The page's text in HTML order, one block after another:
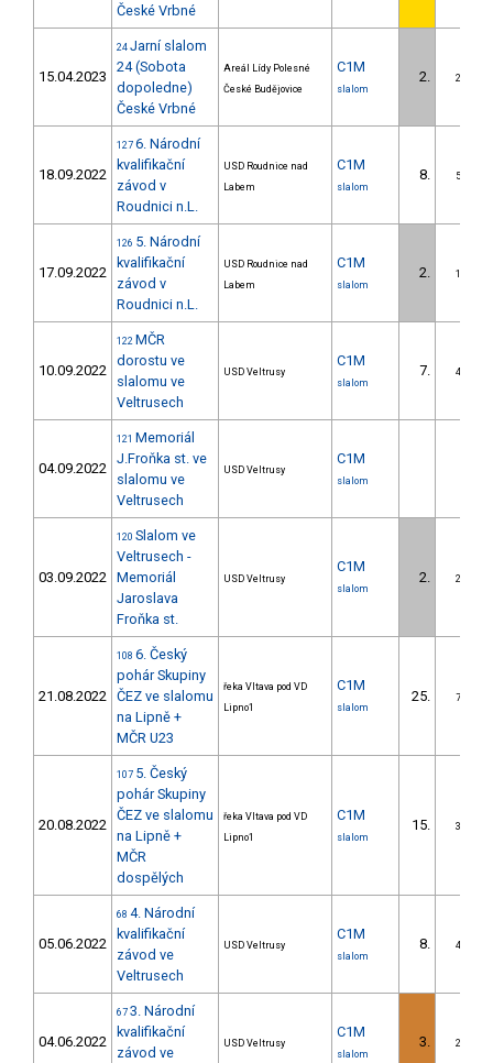
České Vrbné
15.04.2023
24 Jarní slalom
24 (Sobota
dopoledne)
České Vrbné
Areál Lídy Polesné
České Budějovice
C1M
slalom
2. 2/DS
18.09.2022
127 6. Národní
kvalifikační
závod v
Roudnici n.L.
USD Roudnice nad
Labem
C1M
slalom
8. 5/DS
17.09.2022
126 5. Národní
kvalifikační
závod v
Roudnici n.L.
USD Roudnice nad
Labem
C1M
slalom
2. 1/DS
10.09.2022
122 MČR
dorostu ve
slalomu ve
Veltrusech
USD Veltrusy
C1M
slalom
7. 4/DS
04.09.2022
121 Memoriál
J.Froňka st. ve
slalomu ve
Veltrusech
USD Veltrusy
C1M
slalom
03.09.2022
120 Slalom ve
Veltrusech -
Memoriál
Jaroslava
Froňka st.
USD Veltrusy
C1M
slalom
2. 2/DS
21.08.2022
108 6. Český
pohár Skupiny
ČEZ ve slalomu
na Lipně +
MČR U23
řeka Vltava pod VD
Lipno1
C1M
slalom
25. 7/DS
20.08.2022
107 5. Český
pohár Skupiny
ČEZ ve slalomu
na Lipně +
MČR
dospělých
řeka Vltava pod VD
Lipno1
C1M
slalom
15. 3/DS
05.06.2022
68 4. Národní
kvalifikační
závod ve
Veltrusech
USD Veltrusy
C1M
slalom
8. 4/DS
04.06.2022
67 3. Národní
kvalifikační
závod ve
USD Veltrusy
C1M
slalom
3. 2/DS